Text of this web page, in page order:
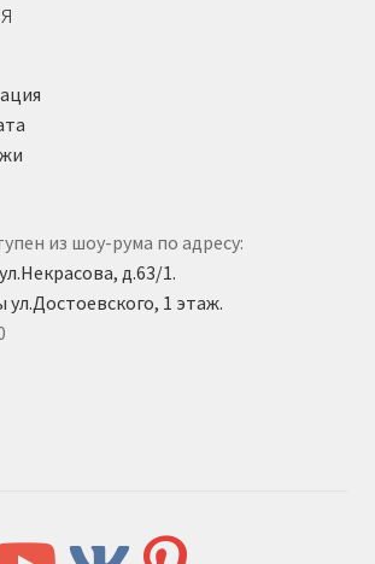
из шоу-рума по адресу:
д.63/1.
ул.Достоевского, 1 этаж.